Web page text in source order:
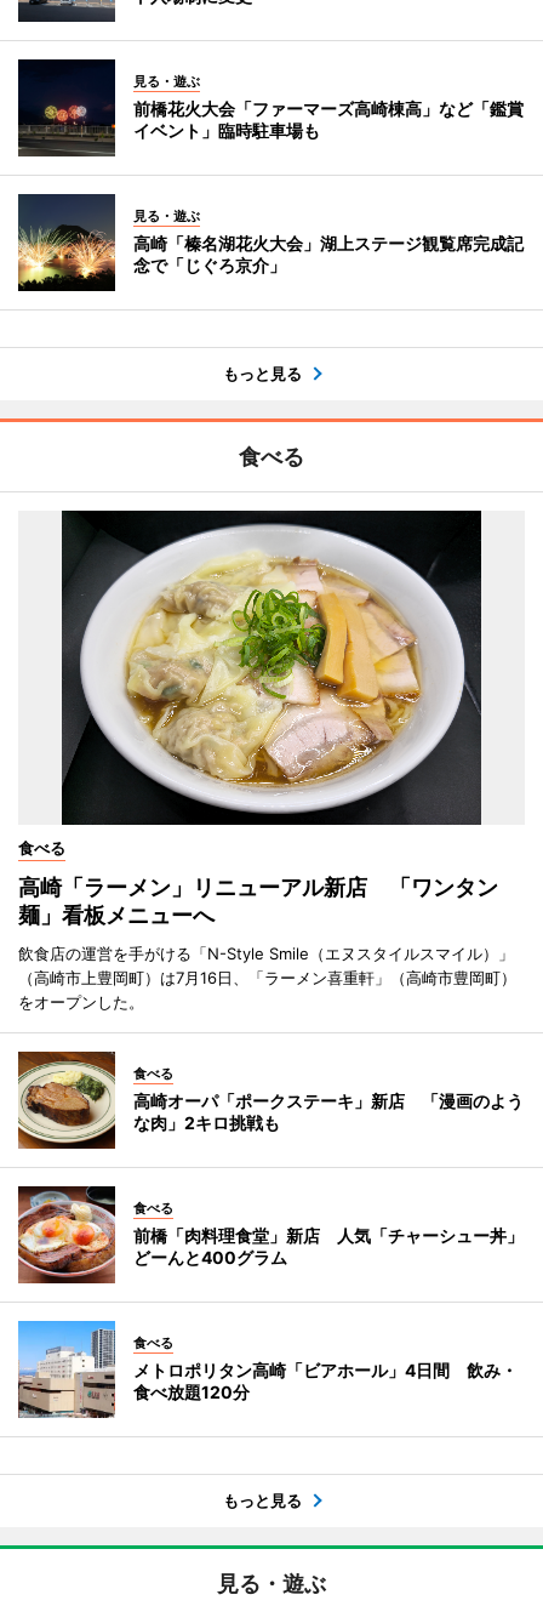
見る・遊ぶ
前橋花火大会「ファーマーズ高崎棟高」など「鑑賞
イベント」臨時駐車場も
見る・遊ぶ
高崎「榛名湖花火大会」湖上ステージ観覧席完成記
念で「じぐろ京介」
もっと見る
食べる
食べる
高崎「ラーメン」リニューアル新店 「ワンタン
麺」看板メニューへ
飲食店の運営を手がける「N-Style Smile（エヌスタイルスマイル）」
（高崎市上豊岡町）は7月16日、「ラーメン喜重軒」（高崎市豊岡町）
をオープンした。
食べる
高崎オーパ「ポークステーキ」新店 「漫画のよう
な肉」2キロ挑戦も
食べる
前橋「肉料理食堂」新店 人気「チャーシュー丼」
どーんと400グラム
食べる
メトロポリタン高崎「ビアホール」4日間 飲み・
食べ放題120分
もっと見る
見る・遊ぶ